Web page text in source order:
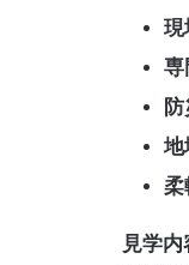
現
専
地
柔
見学内